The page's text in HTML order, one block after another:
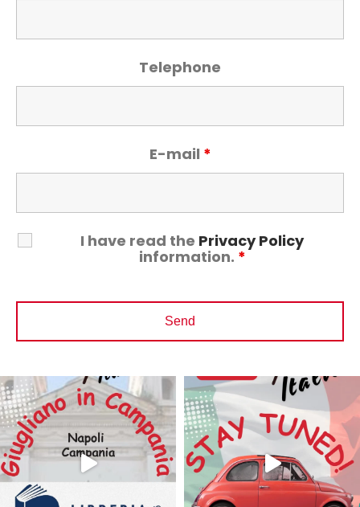
Telephone
E-mail *
I have read the Privacy Policy
information. *